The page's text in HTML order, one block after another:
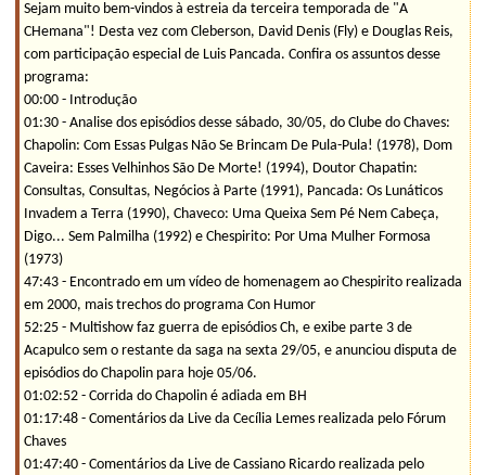
Sejam muito bem-vindos à estreia da terceira temporada de "A
CHemana"! Desta vez com Cleberson, David Denis (Fly) e Douglas Reis,
com participação especial de Luis Pancada. Confira os assuntos desse
programa:
00:00 - Introdução
01:30 - Analise dos episódios desse sábado, 30/05, do Clube do Chaves:
Chapolin: Com Essas Pulgas Não Se Brincam De Pula-Pula! (1978), Dom
Caveira: Esses Velhinhos São De Morte! (1994), Doutor Chapatin:
Consultas, Consultas, Negócios à Parte (1991), Pancada: Os Lunáticos
Invadem a Terra (1990), Chaveco: Uma Queixa Sem Pé Nem Cabeça,
Digo... Sem Palmilha (1992) e Chespirito: Por Uma Mulher Formosa
(1973)
47:43 - Encontrado em um vídeo de homenagem ao Chespirito realizada
em 2000, mais trechos do programa Con Humor
52:25 - Multishow faz guerra de episódios Ch, e exibe parte 3 de
Acapulco sem o restante da saga na sexta 29/05, e anunciou disputa de
episódios do Chapolin para hoje 05/06.
01:02:52 - Corrida do Chapolin é adiada em BH
01:17:48 - Comentários da Live da Cecília Lemes realizada pelo Fórum
Chaves
01:47:40 - Comentários da Live de Cassiano Ricardo realizada pelo